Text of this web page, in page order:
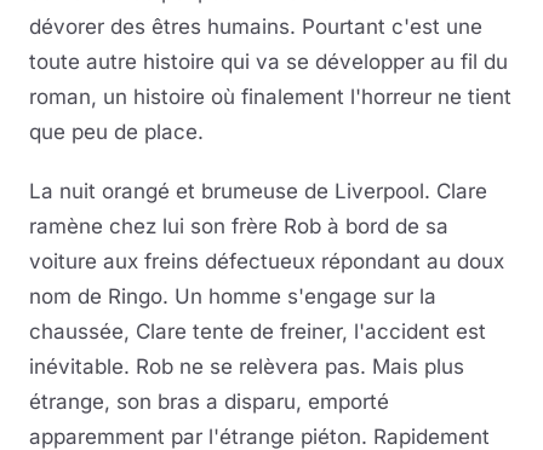
dévorer des êtres humains. Pourtant c'est une
toute autre histoire qui va se développer au fil du
roman, un histoire où finalement l'horreur ne tient
que peu de place.
La nuit orangé et brumeuse de Liverpool. Clare
ramène chez lui son frère Rob à bord de sa
voiture aux freins défectueux répondant au doux
nom de Ringo. Un homme s'engage sur la
chaussée, Clare tente de freiner, l'accident est
inévitable. Rob ne se relèvera pas. Mais plus
étrange, son bras a disparu, emporté
apparemment par l'étrange piéton. Rapidement